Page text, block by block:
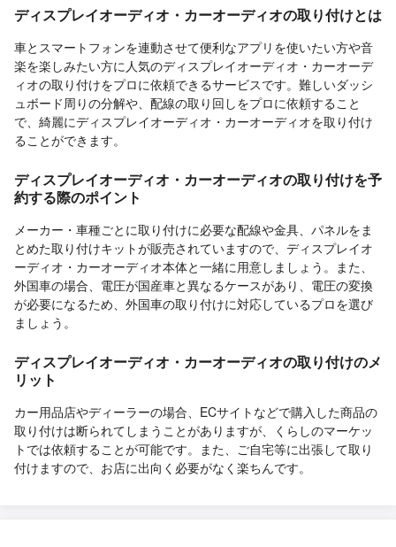
ディスプレイオーディオ・カーオーディオの取り付けとは
車とスマートフォンを連動させて便利なアプリを使いたい方や音
楽を楽しみたい方に人気のディスプレイオーディオ・カーオーデ
ィオの取り付けをプロに依頼できるサービスです。難しいダッシ
ュボード周りの分解や、配線の取り回しをプロに依頼すること
で、綺麗にディスプレイオーディオ・カーオーディオを取り付け
ることができます。
ディスプレイオーディオ・カーオーディオの取り付けを予
約する際のポイント
メーカー・車種ごとに取り付けに必要な配線や金具、パネルをま
とめた取り付けキットが販売されていますので、ディスプレイオ
ーディオ・カーオーディオ本体と一緒に用意しましょう。また、
外国車の場合、電圧が国産車と異なるケースがあり、電圧の変換
が必要になるため、外国車の取り付けに対応しているプロを選び
ましょう。
ディスプレイオーディオ・カーオーディオの取り付けのメ
リット
カー用品店やディーラーの場合、ECサイトなどで購入した商品の
取り付けは断られてしまうことがありますが、くらしのマーケッ
トでは依頼することが可能です。また、ご自宅等に出張して取り
付けますので、お店に出向く必要がなく楽ちんです。